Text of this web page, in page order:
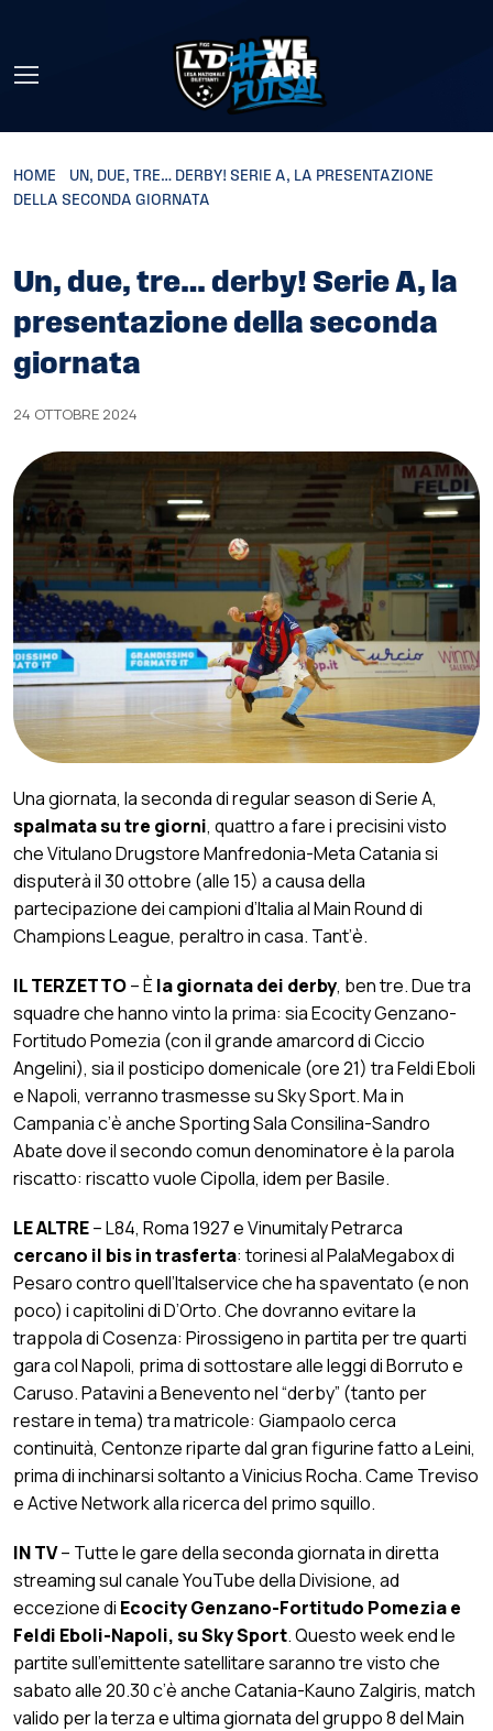
HOME
UN, DUE, TRE… DERBY! SERIE A, LA PRESENTAZIONE
DELLA SECONDA GIORNATA
Un, due, tre… derby! Serie A, la
presentazione della seconda
giornata
24 OTTOBRE 2024
Una giornata, la seconda di regular season di Serie A,
spalmata su tre giorni, quattro a fare i precisini visto
che Vitulano Drugstore Manfredonia-Meta Catania si
disputerà il 30 ottobre (alle 15) a causa della
partecipazione dei campioni d’Italia al Main Round di
Champions League, peraltro in casa. Tant’è.
IL TERZETTO– È la giornata dei derby, ben tre. Due tra
squadre che hanno vinto la prima: sia Ecocity Genzano-
Fortitudo Pomezia (con il grande amarcord di Ciccio
Angelini), sia il posticipo domenicale (ore 21) tra Feldi Eboli
e Napoli, verranno trasmesse su Sky Sport. Ma in
Campania c’è anche Sporting Sala Consilina-Sandro
Abate dove il secondo comun denominatore è la parola
riscatto: riscatto vuole Cipolla, idem per Basile.
LE ALTRE– L84, Roma 1927 e Vinumitaly Petrarca
cercano il bis in trasferta: torinesi al PalaMegabox di
Pesaro contro quell’Italservice che ha spaventato (e non
poco) i capitolini di D’Orto. Che dovranno evitare la
trappola di Cosenza: Pirossigeno in partita per tre quarti
gara col Napoli, prima di sottostare alle leggi di Borruto e
Caruso. Patavini a Benevento nel “derby” (tanto per
restare in tema) tra matricole: Giampaolo cerca
continuità, Centonze riparte dal gran figurine fatto a Leini,
prima di inchinarsi soltanto a Vinicius Rocha. Came Treviso
e Active Network alla ricerca del primo squillo.
IN TV– Tutte le gare della seconda giornata in diretta
streaming sul canale YouTube della Divisione, ad
eccezione di Ecocity Genzano-Fortitudo Pomezia e
Feldi Eboli-Napoli, su Sky Sport. Questo week end le
partite sull’emittente satellitare saranno tre visto che
sabato alle 20.30 c’è anche Catania-Kauno Zalgiris, match
valido per la terza e ultima giornata del gruppo 8 del Main